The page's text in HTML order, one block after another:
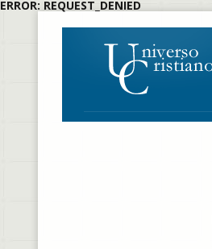
ERROR: REQUEST_DENIED